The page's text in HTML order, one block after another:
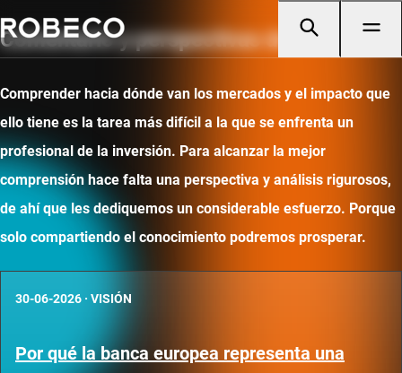
Comentario y perspectivas de mercado
Comprender hacia dónde van los mercados y el impacto que
ello tiene es la tarea más difícil a la que se enfrenta un
profesional de la inversión. Para alcanzar la mejor
comprensión hace falta una perspectiva y análisis rigurosos,
de ahí que les dediquemos un considerable esfuerzo. Porque
solo compartiendo el conocimiento podremos prosperar.
30-06-2026 · VISIÓN
Por qué la banca europea representa una